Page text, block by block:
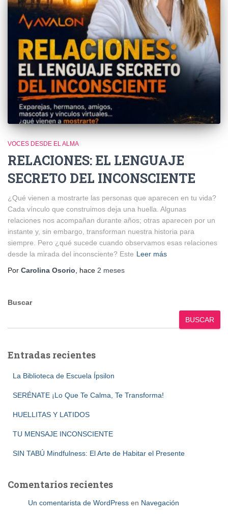
VOCES DESDE EL ALMA
RELACIONES: EL LENGUAJE
SECRETO DEL INCONSCIENTE
¿Qué vienen a mostrarte las personas que aparecen en tu vida?
Cada vínculo que construimos deja una huella. Algunas
relaciones nos acompañan durante años; otras aparecen por un
instante y, sin embargo, transforman nuestra historia para
siempre. Pero ¿qué sucede cuando observamos esas relaciones
desde la mirada del inconsciente? Este Leer más
Por Carolina Osorio, hace 2 meses
Buscar
BUSCAR
Entradas recientes
La Biblioteca de Escuela Ípsilon
SERÉNATE ¡Lo Que Te Calma, Te Transforma!
HUELLITAS Y LATIDOS
TU MENSAJE INCONSCIENTE
SIN TABÚ Mindfulness: El Arte de Habitar el Presente
Comentarios recientes
Un comentarista de WordPress en Navegación